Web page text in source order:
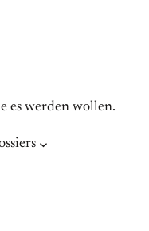
es werden wollen.